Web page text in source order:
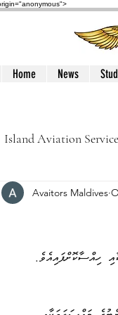
Home News
Island Aviation
Airways
/ Incidents
Avaitors Maldives
ހިއްސާކޮށްފައިއެވެ.